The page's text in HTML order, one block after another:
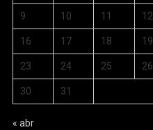
9 10 11 12
16 17 18 19
23 24 25 26
30 31
« abr